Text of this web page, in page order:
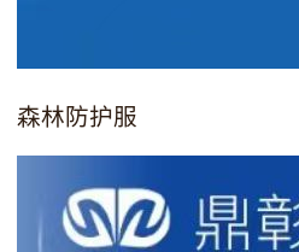
森林防护服